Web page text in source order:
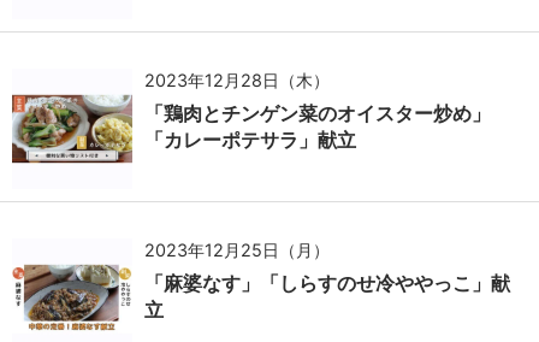
2023年12月28日（木）
「鶏肉とチンゲン菜のオイスター炒め」
「カレーポテサラ」献立
2023年12月25日（月）
「麻婆なす」「しらすのせ冷ややっこ」献
立